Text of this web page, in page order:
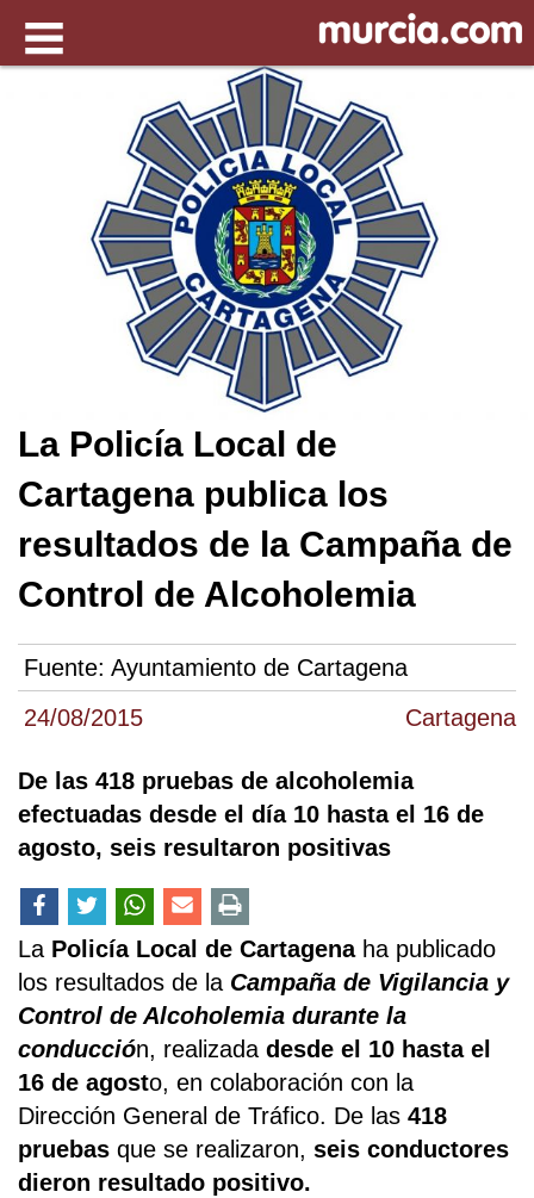
24/08/2015 Cartagena
La Policía Local de
Cartagena publica los
resultados de la Campaña de
Control de Alcoholemia
Fuente: Ayuntamiento de Cartagena
De las 418 pruebas de alcoholemia
efectuadas desde el día 10 hasta el 16 de
agosto, seis resultaron positivas
La Policía Local de Cartagenaha publicado
los resultados de la Campaña de Vigilancia y
Control de Alcoholemia durante la
conducción, realizada desde el 10 hasta el
16 de agosto, en colaboración con la
Dirección General de Tráfico. De las 418
pruebas que se realizaron, seis conductores
dieron resultado positivo.